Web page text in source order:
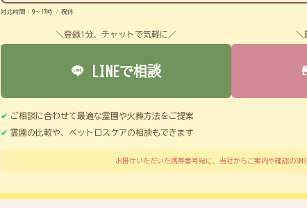
対応時間：9～17時 / 祝休
＼登録1分、チャットで気軽に／
LINEで相談
＼
ご相談に合わせて最適な霊園や火葬方法をご提案
霊園の比較や、ペットロスケアの相談もできます
お掛けいただいた携帯番号宛に、当社からご案内や確認の